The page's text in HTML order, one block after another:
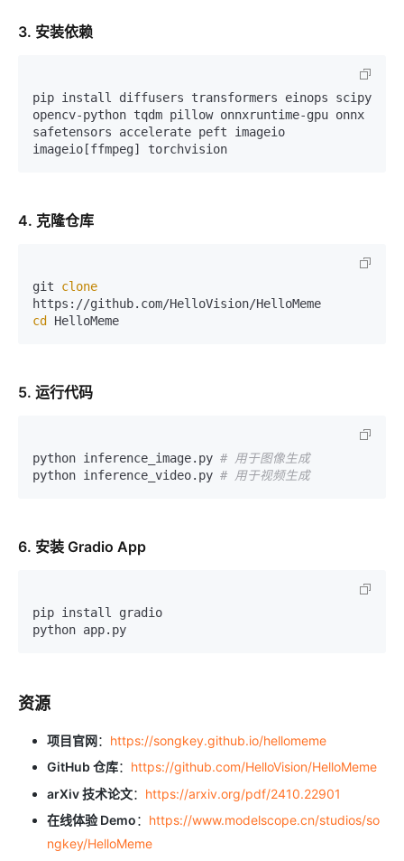
3. 安装依赖
pip install diffusers transformers einops scipy
opencv-python tqdm pillow onnxruntime-gpu onnx
safetensors accelerate peft imageio
4. 克隆仓库
git clone
cd
5. 运行代码
python inference_image.py # 用于图像生成
python inference_video.py # 用于视频生成
6. 安装 Gradio App
pip install gradio
资源
项目官网： https://songkey.github.io/hellomeme
GitHub 仓库： https://github.com/HelloVision/HelloMeme
arXiv 技术论文： https://arxiv.org/pdf/2410.22901
在线体验 Demo： https://www.modelscope.cn/studios/so
ngkey/HelloMeme